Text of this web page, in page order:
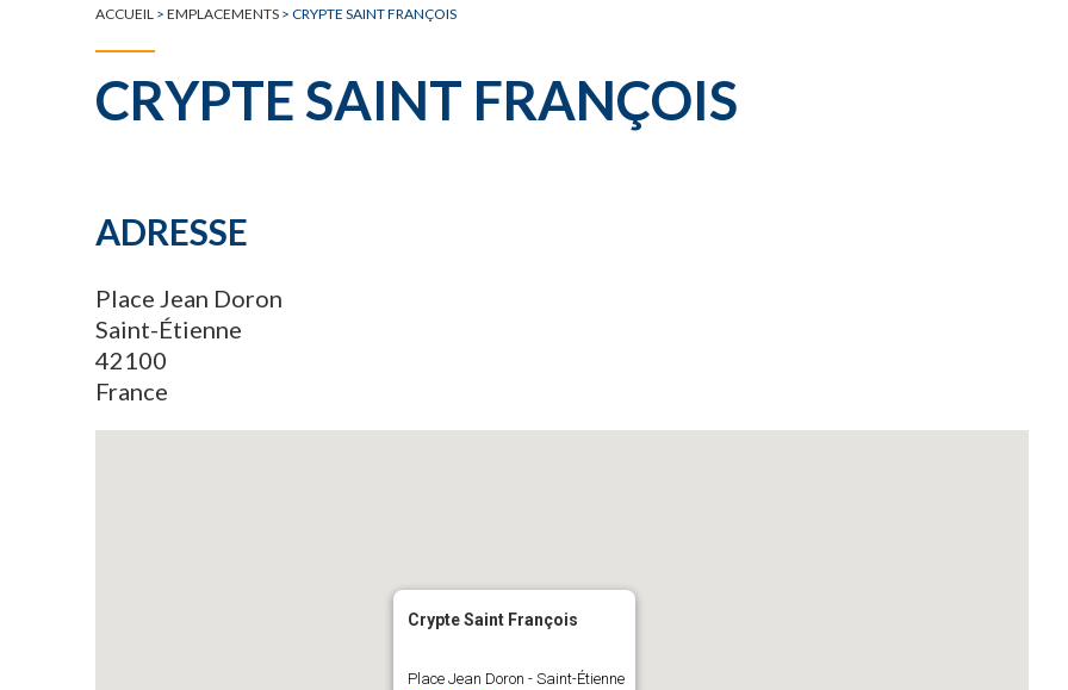
ACCUEIL > EMPLACEMENTS > CRYPTE SAINT FRANÇOIS
CRYPTE SAINT FRANÇOIS
ADRESSE
Place Jean Doron
Saint-Étienne
42100
France
Crypte Saint François
Place Jean Doron - Saint-Étienne